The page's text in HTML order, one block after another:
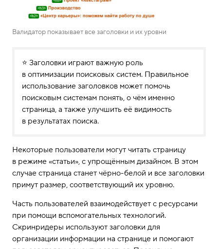
Валидатор показывает все заголовки и их уровни
⭐ Заголовки играют важную роль
в оптимизации поисковых систем. Правильное
использование заголовков может помочь
поисковым системам понять, о чём именно
страница, а также улучшить её видимость
в результатах поиска.
Некоторые пользователи могут читать страницу
в режиме «статьи», с упрощённым дизайном. В этом
случае страница станет чёрно-белой и все заголовки
примут размер, соответствующий их уровню.
Часть пользователей взаимодействует с ресурсами
при помощи вспомогательных технологий.
Скринридеры используют заголовки для
организации информации на странице и помогают